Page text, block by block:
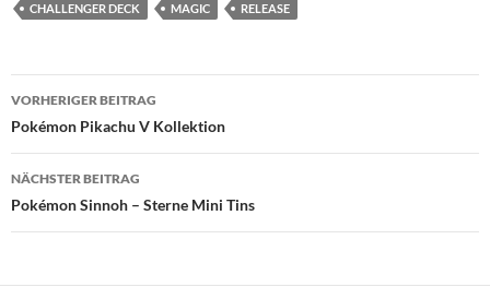
CHALLENGER DECK MAGIC RELEASE
Beitragsnavigation
VORHERIGER BEITRAG
Pokémon Pikachu V Kollektion
NÄCHSTER BEITRAG
Pokémon Sinnoh – Sterne Mini Tins